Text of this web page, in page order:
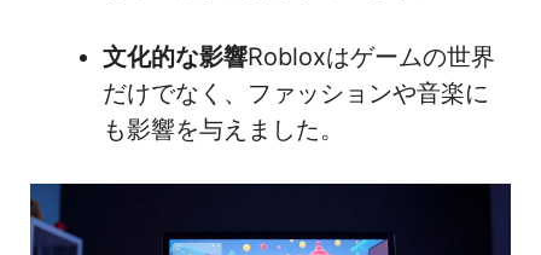
文化的な影響Robloxはゲームの世界
だけでなく、ファッションや音楽に
も影響を与えました。